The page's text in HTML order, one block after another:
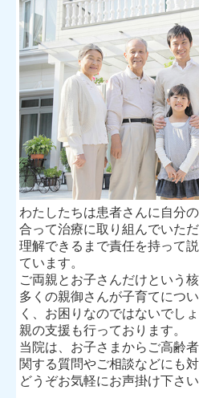
わたしたちは患者さんに自分
合って治療に取り組んでいた
理解できるまで責任を持って
ています。
ご両親とお子さんだけという
多くの親御さんが子育てにつ
く、お困りなのではないでし
親の支援も行っております。
当院は、お子さまからご高齢
関する質問やご相談などにも
どうぞお気軽にお声掛け下さい